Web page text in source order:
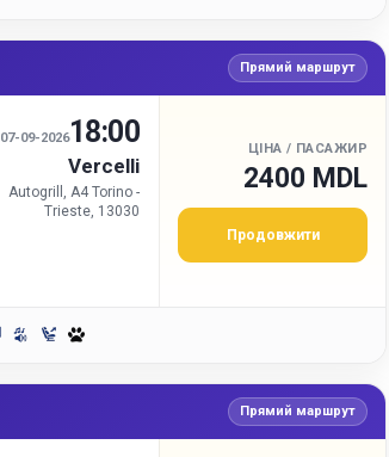
Прямий маршрут
07-09-202618:00
Vercelli
Autogrill, A4 Torino -
Trieste, 13030
ЦІНА / ПАСАЖИР
2400 MDL
Продовжити
Прямий маршрут